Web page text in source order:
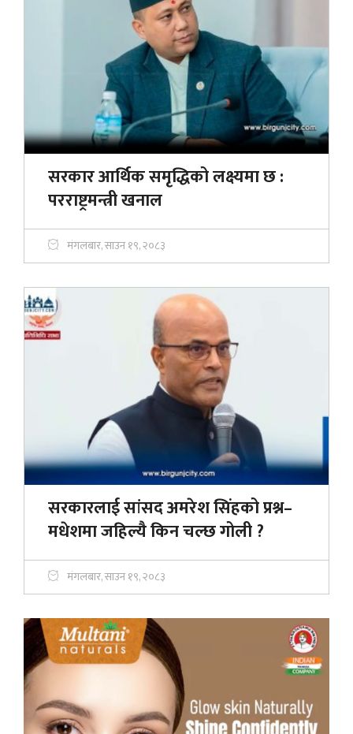
सरकार आर्थिक समृद्धिको लक्ष्यमा छ :
परराष्ट्रमन्त्री खनाल
मंगलबार, साउन १९, २०८३
सरकारलाई सांसद अमरेश सिंहको प्रश्न–
मधेशमा जहिल्यै किन चल्छ गोली ?
मंगलबार, साउन १९, २०८३